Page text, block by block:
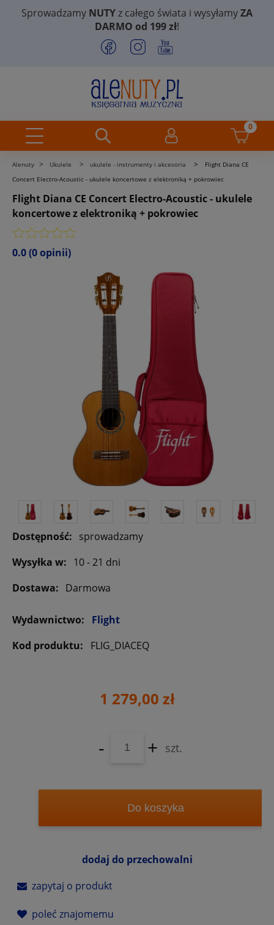
Sprowadzamy NUTYz całego świata i wysyłamyZA
DARMO od 199 zł!
Alenuty > Ukulele > ukulele - instrumenty i akcesoria >
Flight Diana CE
Concert Electro-Acoustic - ukulele koncertowe z elektroniką + pokrowiec
Flight Diana CE Concert Electro-Acoustic - ukulele
koncertowe z elektroniką + pokrowiec
0.0(0 opinii)
Dostępność: sprowadzamy
Wysyłka w: 10 - 21 dni
Dostawa: Darmowa
Wydawnictwo:
Flight
Kod produktu:
FLIG_DIACEQ
1 279,00 zł
- + szt.
Do koszyka
dodaj do przechowalni
zapytaj o produkt
poleć znajomemu